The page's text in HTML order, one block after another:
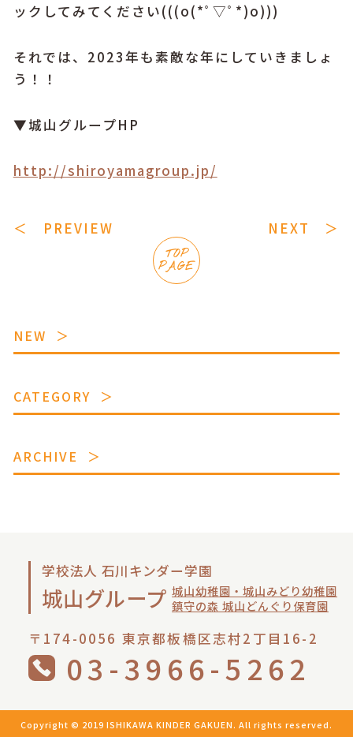
ックしてみてください(((o(*ﾟ▽ﾟ*)o)))
それでは、2023年も素敵な年にしていきましょ
う！！
▼城山グループHP
http://shiroyamagroup.jp/
＜ PREVIEW
TOP
PAGE
NEXT ＞
NEW
CATEGORY
ARCHIVE
学校法人 石川キンダー学園
城山グループ 城山幼稚園・城山みどり幼稚園
鎮守の森 城山どんぐり保育園
〒174-0056 東京都板橋区志村2丁目16-2
03-3966-5262
Copyright © 2019 ISHIKAWA KINDER GAKUEN. All rights reserved.